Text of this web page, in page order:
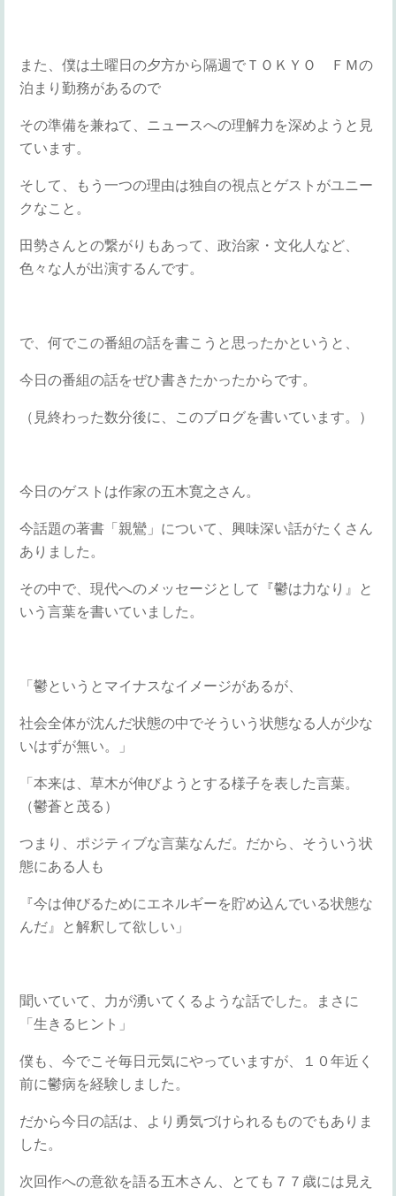
また、僕は土曜日の夕方から隔週でＴＯＫＹＯ ＦＭの
泊まり勤務があるので
その準備を兼ねて、ニュースへの理解力を深めようと見
ています。
そして、もう一つの理由は独自の視点とゲストがユニー
クなこと。
田勢さんとの繋がりもあって、政治家・文化人など、
色々な人が出演するんです。
で、何でこの番組の話を書こうと思ったかというと、
今日の番組の話をぜひ書きたかったからです。
（見終わった数分後に、このブログを書いています。）
今日のゲストは作家の五木寛之さん。
今話題の著書「親鸞」について、興味深い話がたくさん
ありました。
その中で、現代へのメッセージとして『鬱は力なり』と
いう言葉を書いていました。
「鬱というとマイナスなイメージがあるが、
社会全体が沈んだ状態の中でそういう状態なる人が少な
いはずが無い。」
「本来は、草木が伸びようとする様子を表した言葉。
（鬱蒼と茂る）
つまり、ポジティブな言葉なんだ。だから、そういう状
態にある人も
『今は伸びるためにエネルギーを貯め込んでいる状態な
んだ』と解釈して欲しい」
聞いていて、力が湧いてくるような話でした。まさに
「生きるヒント」
僕も、今でこそ毎日元気にやっていますが、１０年近く
前に鬱病を経験しました。
だから今日の話は、より勇気づけられるものでもありま
した。
次回作への意欲を語る五木さん、とても７７歳には見え